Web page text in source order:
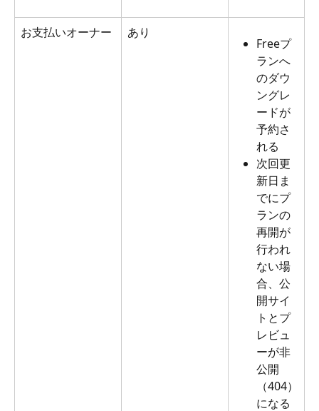
お支払いオーナー あり
Freeプ
ランへ
のダウ
ングレ
ードが
予約さ
れる
次回更
新日ま
でにプ
ランの
再開が
行われ
ない場
合、公
開サイ
トとプ
レビュ
ーが非
公開
（404）
になる